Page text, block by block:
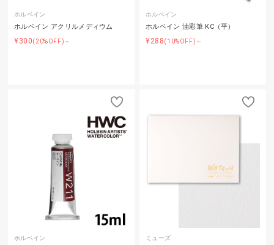
ホルベイン
ホルベイン アクリルメディウム
¥300(20%OFF)～
ホルベイン
ホルベイン 油彩筆 KC（平）
¥288(10%OFF)～
ホルベイン ミューズ